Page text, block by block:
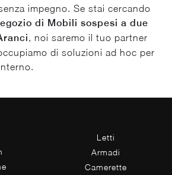
impegno. Se stai cercando
di Mobili sospesi a due
, noi saremo il tuo partner
di soluzioni ad hoc per
Letti
Armadi
Camerette